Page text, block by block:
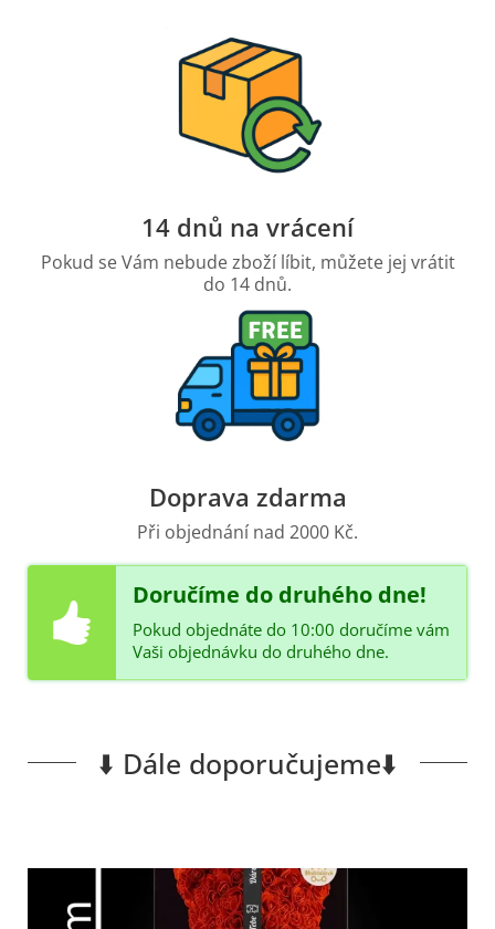
14 dnů na vrácení
Pokud se Vám nebude zboží líbit, můžete jej vrátit
do 14 dnů.
Doprava zdarma
Při objednání nad 2000 Kč.
Doručíme do druhého dne!
Pokud objednáte do 10:00 doručíme vám
Vaši objednávku do druhého dne.
⬇️ Dále doporučujeme⬇️